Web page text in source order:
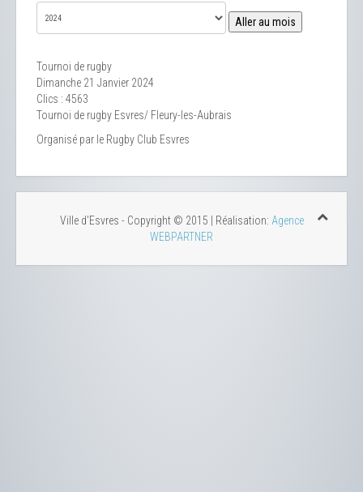
Aller au mois
Tournoi de rugby
Dimanche 21 Janvier 2024
Clics : 4563
Tournoi de rugby Esvres/ Fleury-les-Aubrais
Organisé par le Rugby Club Esvres
Ville d'Esvres - Copyright © 2015 | Réalisation: Agence
WEBPARTNER